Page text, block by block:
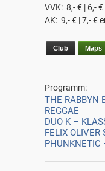
VVK: 8,- € | 6,-
AK: 9,- € | 7,- €
Club Maps
Programm:
THE RABBYN
REGGAE
DUO K –
FELIX OLIVER
PHUNKNETIC